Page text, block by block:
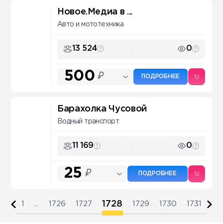
Новое.Медиа в ...
Авто и мототехника
13 524 0
500 ₽ ПОДРОБНЕЕ
Барахолка Чусовой
Водный транспорт
11 169 0
25 ₽ ПОДРОБНЕЕ
1726 1727 1728 1729 1730 1731